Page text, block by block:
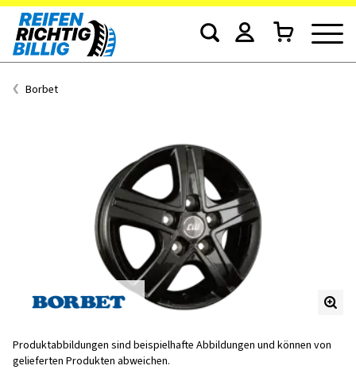
Borbet
Produktabbildungen sind beispielhafte Abbildungen und können von
gelieferten Produkten abweichen.